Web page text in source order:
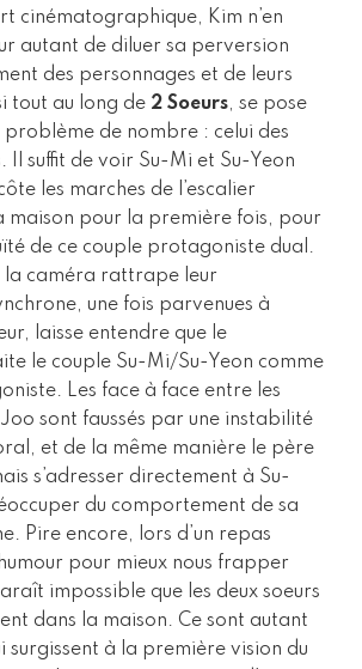
cinématographique, Kim n’en
autant de diluer sa perversion
des personnages et de leurs
tout au long de 2 Soeurs, se pose
de nombre : celui des
Il suffit de voir Su-Mi et Su-Yeon
les marches de l’escalier
maison pour la première fois, pour
de ce couple protagoniste dual.
la caméra rattrape leur
une fois parvenues à
laisse entendre que le
le couple Su-Mi/Su-Yeon comme
Les face à face entre les
sont faussés par une instabilité
et de la même manière le père
s’adresser directement à Su-
du comportement de sa
Pire encore, lors d’un repas
pour mieux nous frapper
impossible que les deux soeurs
dans la maison. Ce sont autant
surgissent à la première vision du